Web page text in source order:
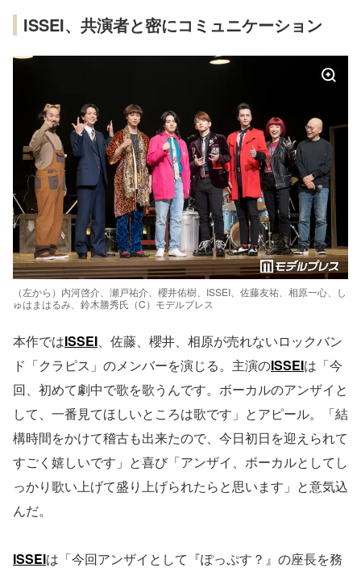
ISSEI、共演者と密にコミュニケーション
（左から）内河啓介、瀬戸祐介、櫻井佑樹、ISSEI、佐藤友祐、相原一心、し
ゅはまはるみ、鈴木勝秀氏（C）モデルプレス
本作ではISSEI、佐藤、櫻井、相原が売れないロックバン
ド「クラピス」のメンバーを演じる。主演のISSEIは「今
回、初めて劇中で歌を歌うんです。ボーカルのアンザイと
して、一番見てほしいところは歌です」とアピール。「結
構時間をかけて稽古も出来たので、今日初日を迎えられて
すごく嬉しいです」と喜び「アンザイ、ボーカルとしてし
っかり歌い上げて盛り上げられたらと思います」と意気込
んだ。
ISSEIは「今回アンザイとして『ぽっぷす？』の座長を務